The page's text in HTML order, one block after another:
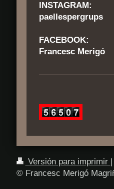
INSTAGRAM:
paellespergrups
FACEBOOK:
Francesc Merigó
Versión para imprimir
© Francesc Merigó